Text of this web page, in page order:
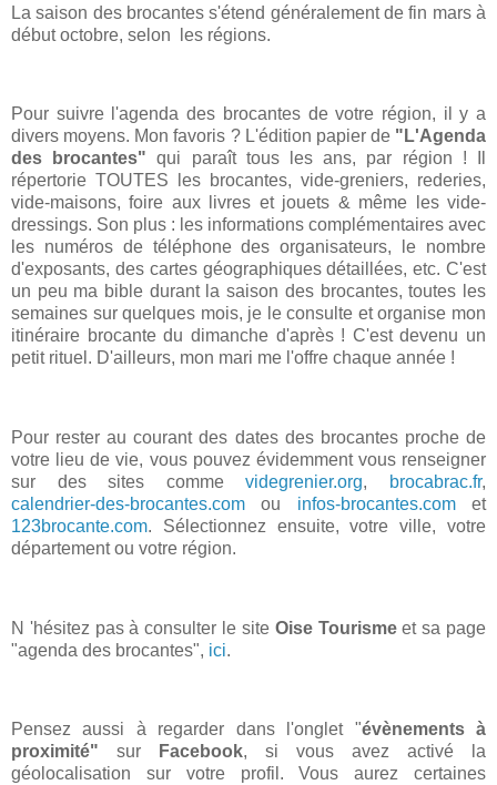
La saison des brocantes s'étend généralement de fin mars à
début octobre, selon les régions.
Pour suivre l'agenda des brocantes de votre région, il y a
divers moyens. Mon favoris ? L'édition papier de "L'Agenda
des brocantes" qui paraît tous les ans, par région ! Il
répertorie TOUTES les brocantes, vide-greniers, rederies,
vide-maisons, foire aux livres et jouets & même les vide-
dressings. Son plus : les informations complémentaires avec
les numéros de téléphone des organisateurs, le nombre
d'exposants, des cartes géographiques détaillées, etc. C'est
un peu ma bible durant la saison des brocantes, toutes les
semaines sur quelques mois, je le consulte et organise mon
itinéraire brocante du dimanche d'après ! C'est devenu un
petit rituel. D'ailleurs, mon mari me l'offre chaque année !
Pour rester au courant des dates des brocantes proche de
votre lieu de vie, vous pouvez évidemment vous renseigner
sur des sites commevidegrenier.org, brocabrac.fr,
calendrier-des-brocantes.com ou infos-brocantes.comet
123brocante.com. Sélectionnez ensuite, votre ville, votre
département ou votre région.
N 'hésitez pas à consulter le site Oise Tourismeet sa page
"agenda des brocantes", ici.
Pensez aussi à regarder dans l'onglet "évènements à
proximité" sur Facebook, si vous avez activé la
géolocalisation sur votre profil. Vous aurez certaines